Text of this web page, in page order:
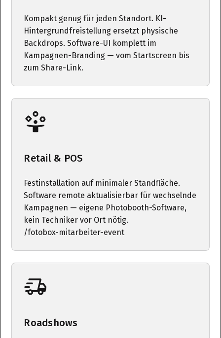
Kompakt genug für jeden Standort. KI-
Hintergrundfreistellung ersetzt physische
Backdrops. Software-UI komplett im
Kampagnen-Branding — vom Startscreen bis
zum Share-Link.
Retail & POS
Festinstallation auf minimaler Standfläche.
Software remote aktualisierbar für wechselnde
Kampagnen — eigene Photobooth-Software,
kein Techniker vor Ort nötig.
/fotobox-mitarbeiter-event
Roadshows